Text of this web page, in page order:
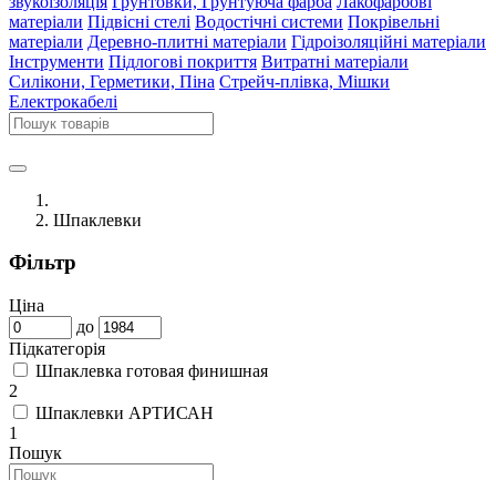
матеріали Підвісні стелі Водостічні системи Покрівельні
матеріали Деревно-плитні матеріали Гідроізоляційні матеріали
Інструменти Підлогові покриття Витратні матеріали
Силікони, Герметики, Піна Стрейч-плівка, Мішки
Електрокабелі
Шпаклевки
Фільтр
Ціна
до
Підкатегорія
Шпаклевка готовая финишная
2
Шпаклевки АРТИСАН
1
Пошук